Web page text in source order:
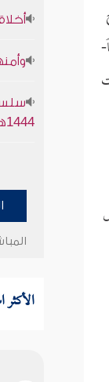
1444هـ
الأكثر